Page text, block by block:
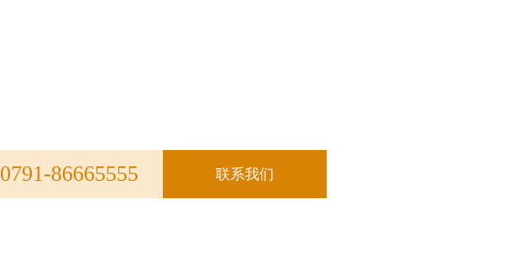
0791-86665555 联系我们